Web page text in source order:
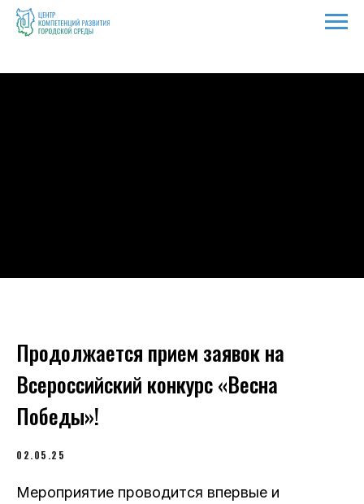
Продолжается прием заявок на
Всероссийский конкурс «Весна
Победы»!
02.05.25
Мероприятие проводится впервые и